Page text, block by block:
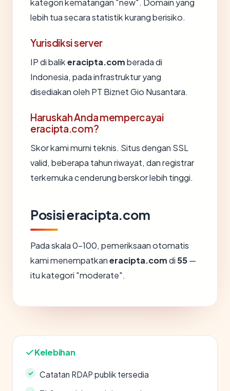
kategori kematangan "new". Domain yang
lebih tua secara statistik kurang berisiko.
Yurisdiksi server
IP di balikeracipta.comberada di
Indonesia, pada infrastruktur yang
disediakan oleh PT Biznet Gio Nusantara.
Haruskah Anda mempercayai
eracipta.com?
Skor kami murni teknis. Situs dengan SSL
valid, beberapa tahun riwayat, dan registrar
terkemuka cenderung berskor lebih tinggi.
Posisi eracipta.com
Pada skala 0-100, pemeriksaan otomatis
kami menempatkaneracipta.comdi55—
itu kategori "moderate".
Kelebihan
Catatan RDAP publik tersedia